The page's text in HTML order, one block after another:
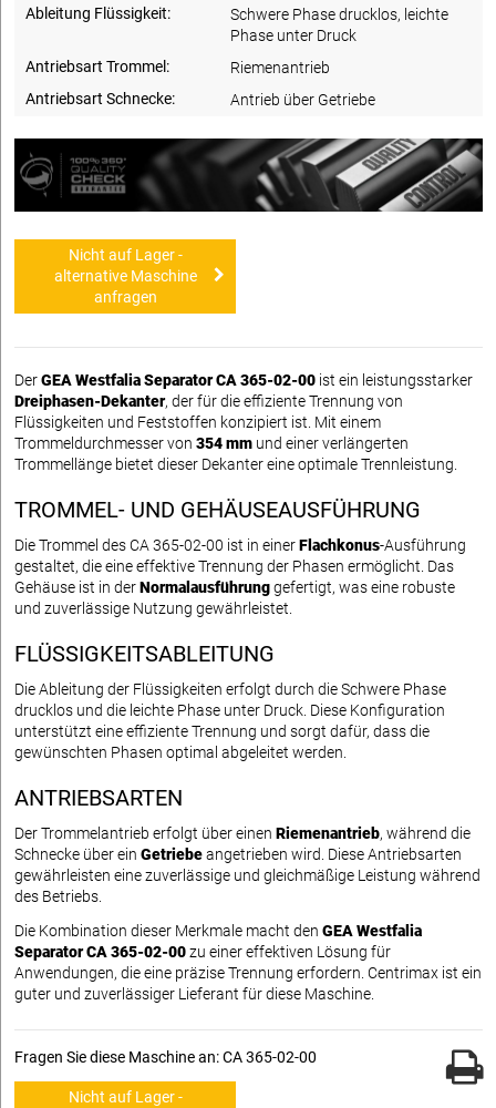
Ableitung Flüssigkeit:
Schwere Phase drucklos, leichte
Phase unter Druck
Antriebsart Trommel:
Riemenantrieb
Antriebsart Schnecke:
Antrieb über Getriebe
Nicht auf Lager -
alternative Maschine
anfragen
DerGEA Westfalia Separator CA 365-02-00 ist ein leistungsstarker
Dreiphasen-Dekanter, der für die effiziente Trennung von
Flüssigkeiten und Feststoffen konzipiert ist. Mit einem
Trommeldurchmesser von 354 mm und einer verlängerten
Trommellänge bietet dieser Dekanter eine optimale Trennleistung.
TROMMEL- UND GEHÄUSEAUSFÜHRUNG
Die Trommel des CA 365-02-00 ist in einerFlachkonus-Ausführung
gestaltet, die eine effektive Trennung der Phasen ermöglicht. Das
Gehäuse ist in derNormalausführunggefertigt, was eine robuste
und zuverlässige Nutzung gewährleistet.
FLÜSSIGKEITSABLEITUNG
Die Ableitung der Flüssigkeiten erfolgt durch die Schwere Phase
drucklos und die leichte Phase unter Druck. Diese Konfiguration
unterstützt eine effiziente Trennung und sorgt dafür, dass die
gewünschten Phasen optimal abgeleitet werden.
ANTRIEBSARTEN
Der Trommelantrieb erfolgt über einen Riemenantrieb, während die
Schnecke über ein Getriebeangetrieben wird. Diese Antriebsarten
gewährleisten eine zuverlässige und gleichmäßige Leistung während
des Betriebs.
Die Kombination dieser Merkmale macht den GEA Westfalia
Separator CA 365-02-00zu einer effektiven Lösung für
Anwendungen, die eine präzise Trennung erfordern. Centrimax ist ein
guter und zuverlässiger Lieferant für diese Maschine.
Fragen Sie diese Maschine an: CA 365-02-00
Nicht auf Lager -